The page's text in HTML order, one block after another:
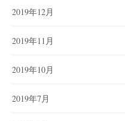
2019年12月
2019年11月
2019年10月
2019年7月